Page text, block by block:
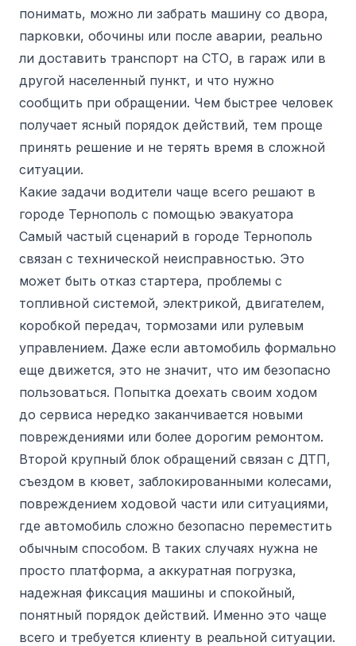
понимать, можно ли забрать машину со двора,
парковки, обочины или после аварии, реально
ли доставить транспорт на СТО, в гараж или в
другой населенный пункт, и что нужно
сообщить при обращении. Чем быстрее человек
получает ясный порядок действий, тем проще
принять решение и не терять время в сложной
ситуации.
Какие задачи водители чаще всего решают в
городе Тернополь с помощью эвакуатора
Самый частый сценарий в городе Тернополь
связан с технической неисправностью. Это
может быть отказ стартера, проблемы с
топливной системой, электрикой, двигателем,
коробкой передач, тормозами или рулевым
управлением. Даже если автомобиль формально
еще движется, это не значит, что им безопасно
пользоваться. Попытка доехать своим ходом
до сервиса нередко заканчивается новыми
повреждениями или более дорогим ремонтом.
Второй крупный блок обращений связан с ДТП,
съездом в кювет, заблокированными колесами,
повреждением ходовой части или ситуациями,
где автомобиль сложно безопасно переместить
обычным способом. В таких случаях нужна не
просто платформа, а аккуратная погрузка,
надежная фиксация машины и спокойный,
понятный порядок действий. Именно это чаще
всего и требуется клиенту в реальной ситуации.